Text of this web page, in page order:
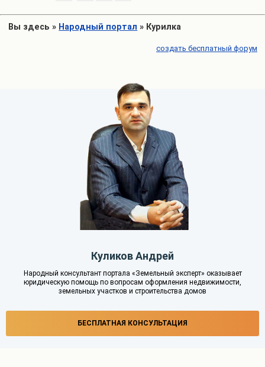
Вы здесь » Народный портал » Курилка
создать бесплатный форум
Куликов Андрей
Народный консультант портала «Земельный эксперт» оказывает
юридическую помощь по вопросам оформления недвижимости,
земельных участков и строительства домов
БЕСПЛАТНАЯ КОНСУЛЬТАЦИЯ